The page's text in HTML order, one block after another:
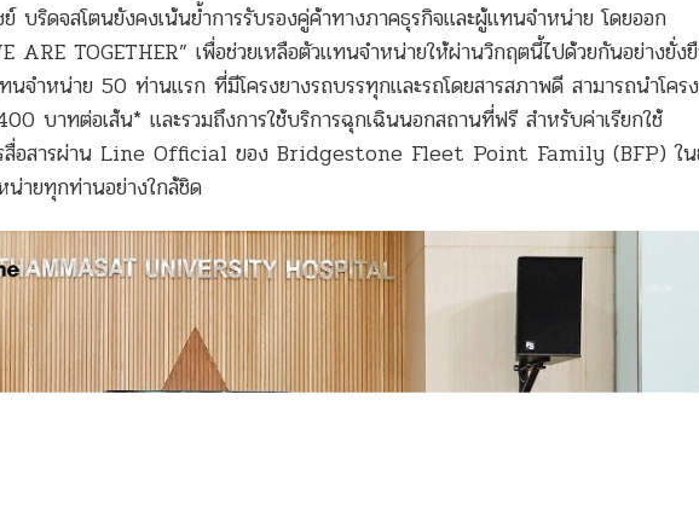
บริดจสโตนยังคงเน้นย้ำการรับรองคู่ค้าทางภาคธุรกิจและผู้แทนจำหน่าย โดยออก
TOGETHER” เพื่อช่วยเหลือตัวแทนจำหน่ายให้ผ่านวิกฤตนี้ไปด้วยกันอย่างยั่ง
จำหน่าย 50 ท่านแรก ที่มีโครงยางรถบรรทุกและรถโดยสารสภาพดี สามารถนำโคร
บาทต่อเส้น* และรวมถึงการใช้บริการฉุกเฉินนอกสถานที่ฟรี สำหรับค่าเรียกใช้
รสื่อสารผ่าน Line Official ของ Bridgestone Fleet Point Family (BFP) ใน
น่ายทุกท่านอย่างใกล้ชิด